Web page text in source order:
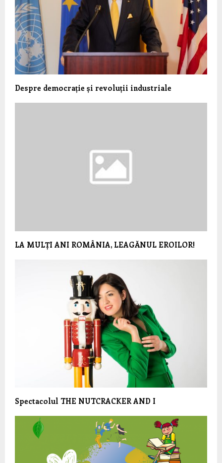
Despre democrație și revoluții industriale
LA MULȚI ANI ROMÂNIA, LEAGĂNUL EROILOR!
Spectacolul THE NUTCRACKER AND I